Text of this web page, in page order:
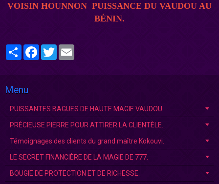
VOISIN HOUNNON PUISSANCE DU VAUDOU AU
BÉNIN.
PartagerFacebook
Twitter
Menu
PUISSANTES BAGUES DE HAUTE MAGIE VAUDOU.
PRÉCIEUSE PIERRE POUR ATTIRER LA CLIENTÈLE.
Témoignages des clients du grand maître Kokouvi.
LE SECRET FINANCIÈRE DE LA MAGIE DE 777.
BOUGIE DE PROTECTION ET DE RICHESSE.